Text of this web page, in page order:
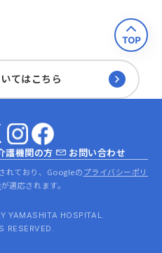
てはこちら
護機関の方 お問い合わせ
れており、Googleのプライバシーポリ
が適応されます。
YAMASHITA HOSPITAL.
RESERVED.